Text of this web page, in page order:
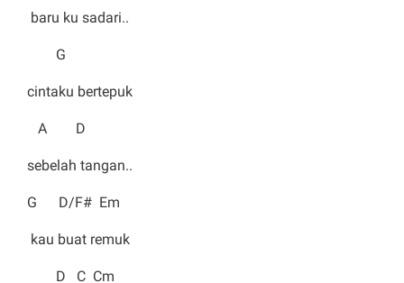
baru ku sadari..
G
cintaku bertepuk
A D
sebelah tangan..
G D/F# Em
kau buat remuk
D C Cm